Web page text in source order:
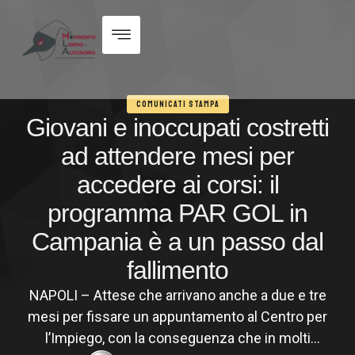
COMUNICATI STAMPA
Giovani e inoccupati costretti
ad attendere mesi per
accedere ai corsi: il
programma PAR GOL in
Campania è a un passo dal
fallimento
NAPOLI – Attese che arrivano anche a due e tre
mesi per fissare un appuntamento al Centro per
l’Impiego, con la conseguenza che in molti